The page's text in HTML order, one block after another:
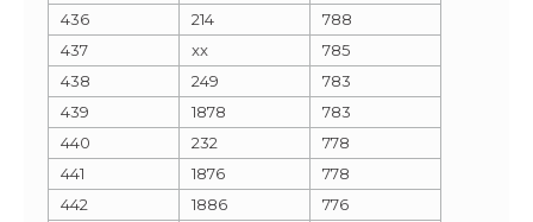
436 214
788
437
xx
785
438
249
783
439
1878
783
440
232
778
441
1876
778
442
1886
776